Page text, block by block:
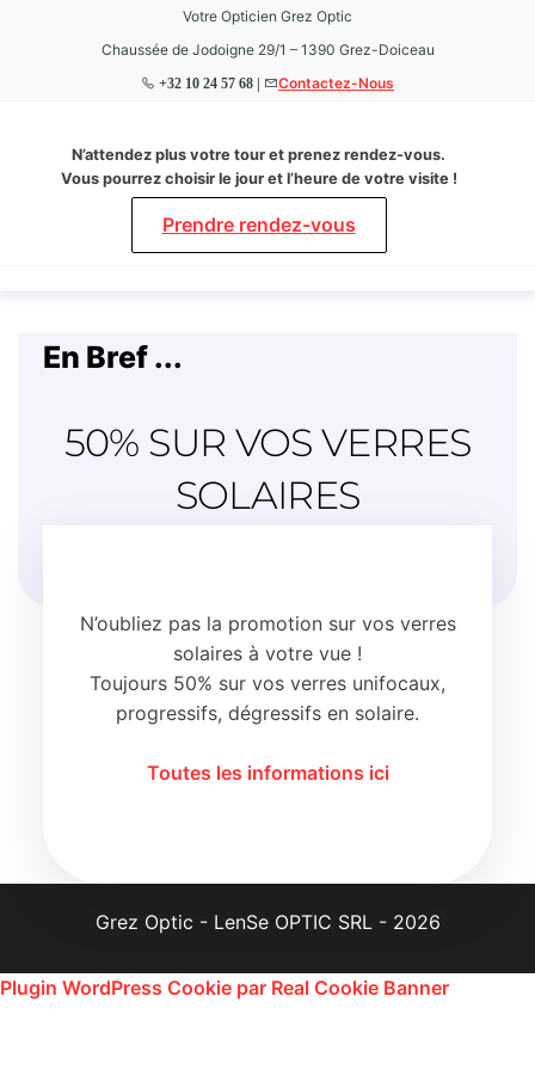
Votre Opticien Grez Optic
Chaussée de Jodoigne 29/1 – 1390 Grez-Doiceau
+32 10 24 57 68 | Contactez-Nous
Grez
Optic
Opticien
à Grez-
N’attendez plus votre tour et prenez rendez-vous.
Vous pourrez choisir le jour et l’heure de votre visite !
Prendre rendez-vous
En Bref ...
50% SUR VOS VERRES
SOLAIRES
N’oubliez pas la promotion sur vos verres
solaires à votre vue !
Toujours 50% sur vos verres unifocaux,
progressifs, dégressifs en solaire.
Toutes les informations ici
Grez Optic - LenSe OPTIC SRL - 2026
Plugin WordPress Cookie par Real Cookie Banner